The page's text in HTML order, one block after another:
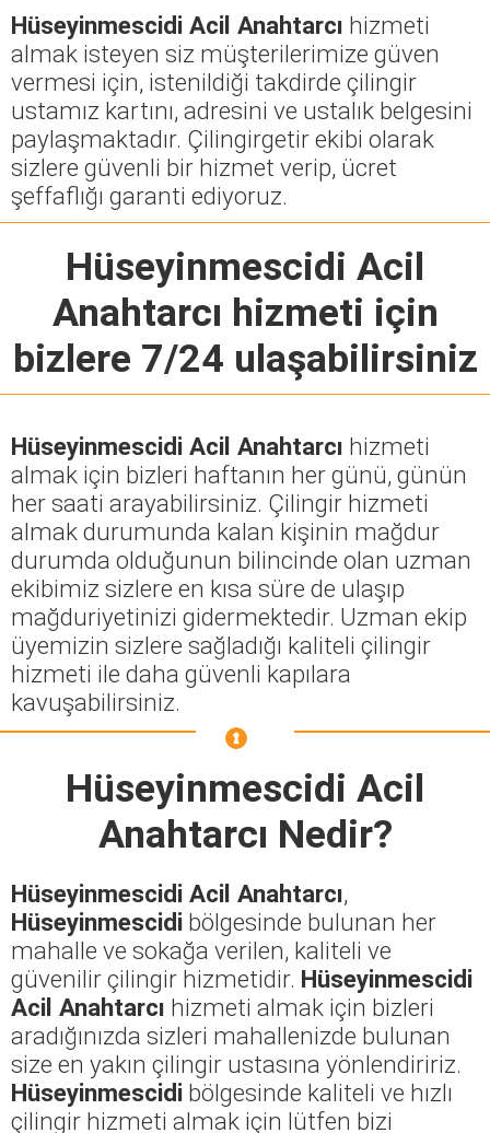
Hüseyinmescidi Acil Anahtarcı hizmeti
almak isteyen siz müşterilerimize güven
vermesi için, istenildiği takdirde çilingir
ustamız kartını, adresini ve ustalık belgesini
paylaşmaktadır. Çilingirgetir ekibi olarak
sizlere güvenli bir hizmet verip, ücret
şeffaflığı garanti ediyoruz.
Hüseyinmescidi Acil
Anahtarcı hizmeti için
bizlere 7/24 ulaşabilirsiniz
Hüseyinmescidi Acil Anahtarcı hizmeti
almak için bizleri haftanın her günü, günün
her saati arayabilirsiniz. Çilingir hizmeti
almak durumunda kalan kişinin mağdur
durumda olduğunun bilincinde olan uzman
ekibimiz sizlere en kısa süre de ulaşıp
mağduriyetinizi gidermektedir. Uzman ekip
üyemizin sizlere sağladığı kaliteli çilingir
hizmeti ile daha güvenli kapılara
kavuşabilirsiniz.
Hüseyinmescidi Acil
Anahtarcı Nedir?
Hüseyinmescidi Acil Anahtarcı,
Hüseyinmescidi bölgesinde bulunan her
mahalle ve sokağa verilen, kaliteli ve
güvenilir çilingir hizmetidir. Hüseyinmescidi
Acil Anahtarcı hizmeti almak için bizleri
aradığınızda sizleri mahallenizde bulunan
size en yakın çilingir ustasına yönlendiririz.
Hüseyinmescidi bölgesinde kaliteli ve hızlı
çilingir hizmeti almak için lütfen bizi